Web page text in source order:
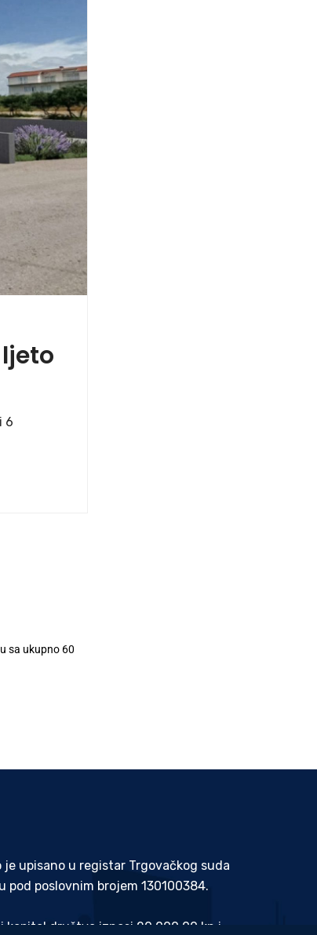
6
sa ukupno 60
je upisano u registar Trgovačkog suda
pod poslovnim brojem 130100384.
kapital društva iznosi 20.000,00 kn i